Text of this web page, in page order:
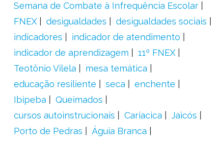
Semana de Combate à Infrequência Escolar
FNEX
desigualdades
desigualdades sociais
indicadores
indicador de atendimento
indicador de aprendizagem
11º FNEX
Teotônio Vilela
mesa temática
educação resiliente
seca
enchente
Ibipeba
Queimados
cursos autoinstrucionais
Cariacica
Jaicós
Porto de Pedras
Águia Branca